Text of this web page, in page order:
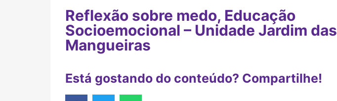
Reflexão sobre medo, Educação
Socioemocional – Unidade Jardim das
Mangueiras
Está gostando do conteúdo? Compartilhe!